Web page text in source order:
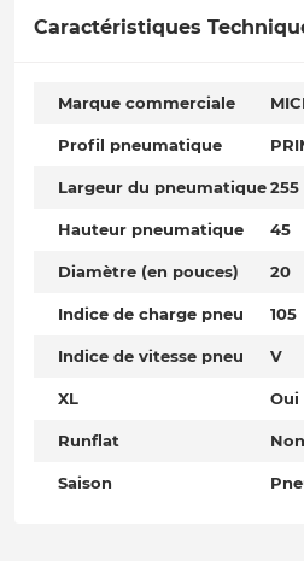
Caractéristiques
Marque commerciale
Profil pneumatique
Largeur du pneumatique255
Hauteur pneumatique 45
Diamètre (en pouces) 20
Indice de charge pneu 105
Indice de vitesse pneu V
XL Oui
Runflat Non
Saison